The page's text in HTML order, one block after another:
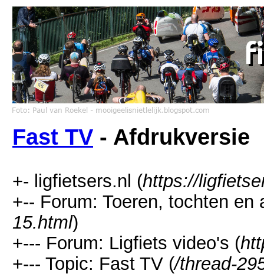
Fast TV - Afdrukversie
+- ligfietsers.nl (https://
+-- Forum: Toeren, tochten en
15.html)
+--- Forum: Ligfiets video's (
+--- Topic: Fast TV (/thread-